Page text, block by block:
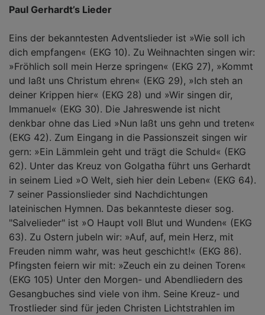
Paul Gerhardt’s Lieder
Eins der bekanntesten Adventslieder ist »Wie soll ich
dich empfangen« (EKG 10). Zu Weihnachten singen wir:
»Fröhlich soll mein Herze springen« (EKG 27), »Kommt
und laßt uns Christum ehren« (EKG 29), »Ich steh an
deiner Krippen hier« (EKG 28) und »Wir singen dir,
Immanuel« (EKG 30). Die Jahreswende ist nicht
denkbar ohne das Lied »Nun laßt uns gehn und treten«
(EKG 42). Zum Eingang in die Passionszeit singen wir
gern: »Ein Lämmlein geht und trägt die Schuld« (EKG
62). Unter das Kreuz von Golgatha führt uns Gerhardt
in seinem Lied »O Welt, sieh hier dein Leben« (EKG 64).
7 seiner Passionslieder sind Nachdichtungen
lateinischen Hymnen. Das bekannteste dieser sog.
"Salvelieder" ist »O Haupt voll Blut und Wunden« (EKG
63). Zu Ostern jubeln wir: »Auf, auf, mein Herz, mit
Freuden nimm wahr, was heut geschicht!« (EKG 86).
Pfingsten feiern wir mit: »Zeuch ein zu deinen Toren«
(EKG 105) Unter den Morgen- und Abendliedern des
Gesangbuches sind viele von ihm. Seine Kreuz- und
Trostlieder sind für jeden Christen Lichtstrahlen im